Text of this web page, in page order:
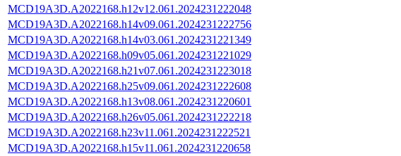
MCD19A3D.A2022168.h12v12.061.2024231222048
MCD19A3D.A2022168.h14v09.061.2024231222756
MCD19A3D.A2022168.h14v03.061.2024231221349
MCD19A3D.A2022168.h09v05.061.2024231221029
MCD19A3D.A2022168.h21v07.061.2024231223018
MCD19A3D.A2022168.h25v09.061.2024231222608
MCD19A3D.A2022168.h13v08.061.2024231220601
MCD19A3D.A2022168.h26v05.061.2024231222218
MCD19A3D.A2022168.h23v11.061.2024231222521
MCD19A3D.A2022168.h15v11.061.2024231220658